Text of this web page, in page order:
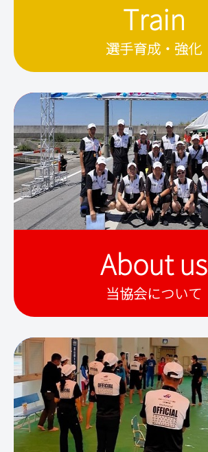
Train
選手育成・強化
About us
当協会について